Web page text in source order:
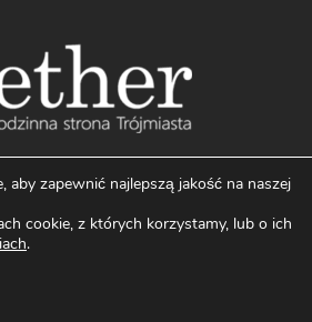
aby zapewnić najlepszą jakość na naszej
cookie, z których korzystamy, lub o ich
.